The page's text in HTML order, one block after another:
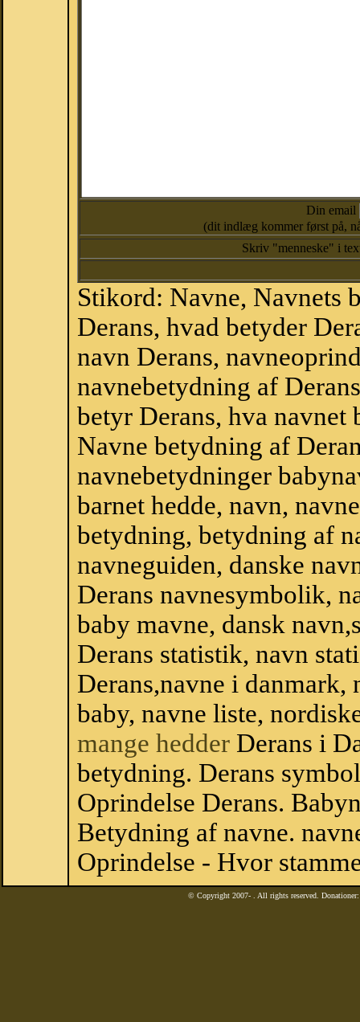
Din email
(dit indlæg kommer først på,
Skriv "menneske" i
Stikord: Navne, Navnets
Derans, hvad betyder
navn Derans,
navnebetydning af
betyr Derans, hva navnet
Navne betydning af
navnebetydninger
barnet hedde, navn,
betydning, betydning af
navneguiden, danske
Derans navnesymbolik,
baby mavne, dansk
Derans statistik, navn
Derans,navne i
baby, navne liste,
mange hedder Derans i
betydning. Derans
Oprindelse Derans.
Betydning af navne.
Oprindelse - Hvor
© Copyright 2007- . All rights reserved.